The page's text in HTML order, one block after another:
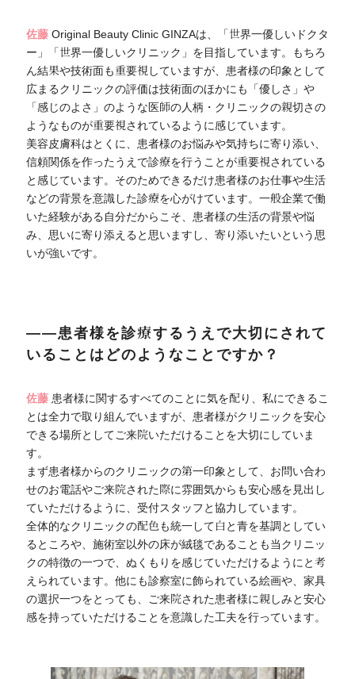
佐藤Original Beauty Clinic GINZAは、「世界一優しいドクタ
ー」「世界一優しいクリニック」を目指しています。もちろ
ん結果や技術面も重要視していますが、患者様の印象として
広まるクリニックの評価は技術面のほかにも「優しさ」や
「感じのよさ」のような医師の人柄・クリニックの親切さの
ようなものが重要視されているように感じています。
美容皮膚科はとくに、患者様のお悩みや気持ちに寄り添い、
信頼関係を作ったうえで診療を行うことが重要視されている
と感じています。そのためできるだけ患者様のお仕事や生活
などの背景を意識した診療を心がけています。一般企業で働
いた経験がある自分だからこそ、患者様の生活の背景や悩
み、思いに寄り添えると思いますし、寄り添いたいという思
いが強いです。
――患者様を診療するうえで大切にされて
いることはどのようなことですか？
佐藤 患者様に関するすべてのことに気を配り、私にできるこ
とは全力で取り組んでいますが、患者様がクリニックを安心
できる場所としてご来院いただけることを大切にしていま
す。
まず患者様からのクリニックの第一印象として、お問い合わ
せのお電話やご来院された際に雰囲気からも安心感を見出し
ていただけるように、受付スタッフと協力しています。
全体的なクリニックの配色も統一して白と青を基調としてい
るところや、施術室以外の床が絨毯であることも当クリニッ
クの特徴の一つで、ぬくもりを感じていただけるようにと考
えられています。他にも診察室に飾られている絵画や、家具
の選択一つをとっても、ご来院された患者様に親しみと安心
感を持っていただけることを意識した工夫を行っています。